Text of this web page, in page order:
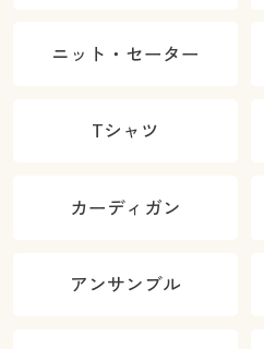
ニット・セーター
Tシャツ
カーディガン
アンサンブル